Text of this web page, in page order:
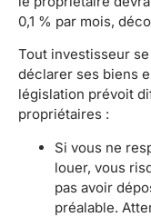
0,1 % par mois,
Tout investisseur
déclarer ses biens
législation prévoit
propriétaires :
Si vous ne
louer, vous
pas avoir
préalable.